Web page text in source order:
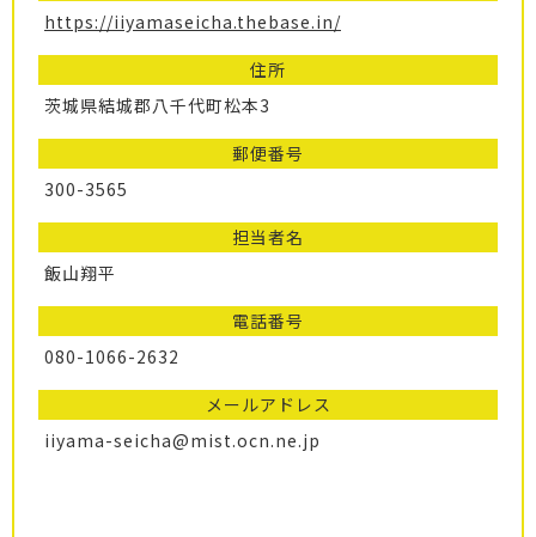
https://iiyamaseicha.thebase.in/
住所
茨城県結城郡八千代町松本3
郵便番号
300-3565
担当者名
飯山翔平
電話番号
080-1066-2632
メールアドレス
iiyama-seicha@mist.ocn.ne.jp